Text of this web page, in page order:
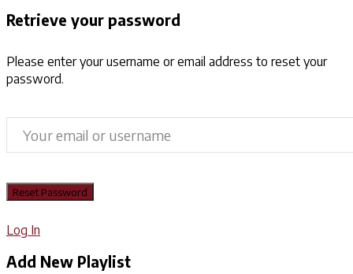
Retrieve your password
Please enter your username or email address to reset your
password.
Log In
Add New Playlist